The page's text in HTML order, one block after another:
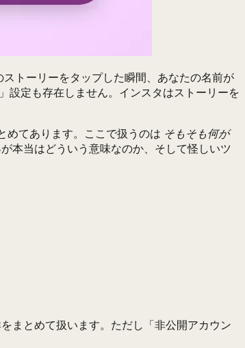
トーリーをタップした瞬間、あなたの名前が
設定も存在しません。インスタはストーリーを
めてあります。ここで扱うのは そもそも何が
本当はどういう意味なのか、そして怪しいツ
まとめて扱います。ただし「非公開アカウン